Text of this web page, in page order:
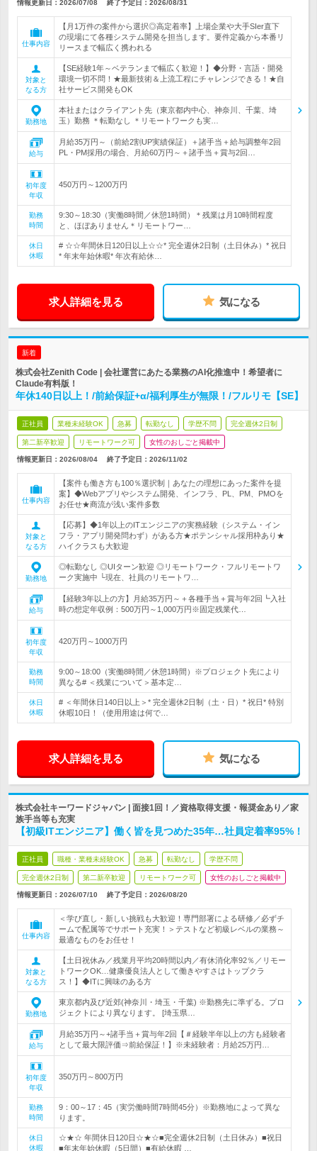
情報更新日：2026/07/08 終了予定日： 2026/08/31
仕事内容
【月1万件の案件から選択◎高定着率】上場企業や大手SIer直下
の現場にて各種システム開発を担当します。要件定義から本番リ
リースまで幅広く携われる
対象と
なる方
【SE経験1年～ベテランまで幅広く歓迎！】◆分野・言語・開発
環境一切不問！★最新技術＆上流工程にチャレンジできる！★自
社サービス開発もOK
勤務地
本社またはクライアント先（東京都内中心、神奈川、千葉、埼
玉）勤務 ＊転勤なし ＊リモートワークも実…
給与
月給35万円～（前給2割UP実績保証）＋諸手当＋給与調整年2回
PL・PM採用の場合、月給60万円～＋諸手当＋賞与2回…
初年度
年収
450万円～1200万円
勤務
時間
9:30～18:30（実働8時間／休憩1時間）＊残業は月10時間程度
と、ほぼありません＊リモートワー…
休日
休暇
# ☆☆年間休日120日以上☆☆* 完全週休2日制（土日休み）* 祝日
* 年末年始休暇* 年次有給休…
求人詳細を見る 気になる
新着
株式会社Zenith Code | 会社運営にあたる業務のAI化推進中！希望者に
Claude有料版！
年休140日以上！/前給保証+α/福利厚生が無限！/フルリモ【SE】
正社員 業種未経験OK 急募 転勤なし 学歴不問 完全週休2日制
第二新卒歓迎 リモートワーク可 女性のおしごと掲載中
情報更新日：2026/08/04 終了予定日： 2026/11/02
仕事内容
【案件も働き方も100％選択制｜あなたの理想にあった案件を提
案】◆Webアプリやシステム開発、インフラ、PL、PM、PMOを
お任せ★商流が浅い案件多数
対象と
なる方
【応募】◆1年以上のITエンジニアの実務経験（システム・イン
フラ・アプリ開発問わず）がある方★ポテンシャル採用枠あり★
ハイクラスも大歓迎
勤務地
◎転勤なし ◎UIターン歓迎 ◎リモートワーク・フルリモートワ
ーク実施中 └現在、社員のリモートワ…
給与
【経験3年以上の方】月給35万円～＋各種手当＋賞与年2回┗入社
時の想定年収例：500万円～1,000万円※固定残業代…
初年度
年収
420万円～1000万円
勤務
時間
9:00～18:00（実働8時間／休憩1時間）※プロジェクト先により
異なる# ＜残業について＞基本定…
休日
休暇
# ＜年間休日140日以上＞* 完全週休2日制（土・日）* 祝日* 特別
休暇10日！（使用用途は何で…
求人詳細を見る 気になる
株式会社キーワードジャパン | 面接1回！／資格取得支援・報奨金あり／家
族手当等も充実
【初級ITエンジニア】働く皆を見つめた35年…社員定着率95%！
正社員 職種・業種未経験OK 急募 転勤なし 学歴不問
完全週休2日制 第二新卒歓迎 リモートワーク可 女性のおしごと掲載中
情報更新日：2026/07/10 終了予定日： 2026/08/20
仕事内容
＜学び直し・新しい挑戦も大歓迎！専門部署による研修／必ずチ
ームで配属等でサポート充実！＞テストなど初級レベルの業務～
最適なものをお任せ！
対象と
なる方
【土日祝休み／残業月平均20時間以内／有休消化率92％／リモー
トワークOK…健康優良法人として働きやすさはトップクラ
ス！】◆ITに興味のある方
勤務地
東京都内及び近郊(神奈川・埼玉・千葉) ※勤務先に準ずる。プロ
ジェクトにより異なります。 [埼玉県…
給与
月給35万円～+諸手当＋賞与年2回【＃経験半年以上の方も経験者
として最大限評価⇒前給保証！】※未経験者：月給25万円…
初年度
年収
350万円～800万円
勤務
時間
9：00～17：45（実労働時間7時間45分）※勤務地によって異な
ります。
休日
休暇
☆★☆ 年間休日120日☆★☆■完全週休2日制（土日休み）■祝日
■年末年始休暇（5日間）■有給休暇 …